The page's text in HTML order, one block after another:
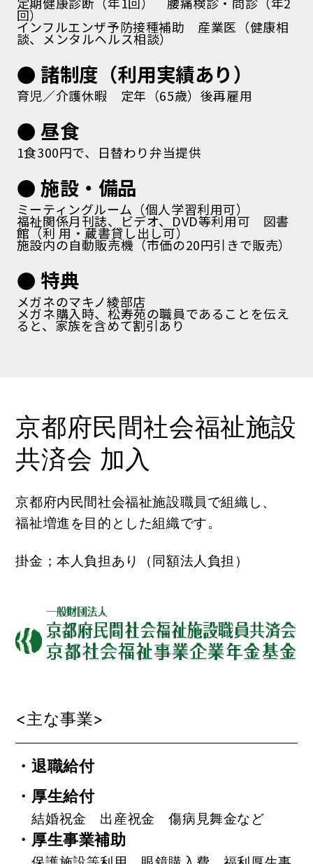
回）
インフルエンザ予防接種補助 産業医（健康相
談、メンタルヘルス相談）
● 諸制度（利用実績あり）
育児／介護休暇 定年（65歳）後再雇用
● 昼食
1食300円で、日替わり弁当提供
● 施設・備品
ミーティングルーム（個人学習利用可）
福祉関係月刊誌、ビデオ、DVD等利用可 図書
館（利 用・蔵書貸し出し可）
施設内の自動販売機（市価の20円引きで販売）
● 特典
メガネのマキノ綾部店
メガネ購入時、松寿苑の職員であることを伝え
ると、家族を含めて割引あり
京都府民間社会福祉施設
共済会 加入
京都府内民間社会福祉施設職員で組織し、
福祉増進を目的とした組織です。
掛金；本人負担あり（同額法人負担）
<主な事業>
・退職給付
・厚生給付
結婚祝金 出産祝金 傷病見舞金など
・厚生事業補助